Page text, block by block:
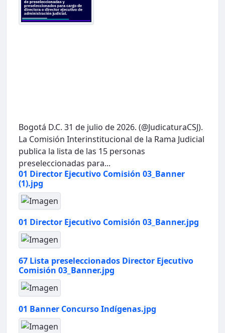
Bogotá D.C. 31 de julio de 2026. (@JudicaturaCSJ).
La Comisión Interinstitucional de la Rama Judicial
publica la lista de las 15 personas
preseleccionadas para...
01 Director Ejecutivo Comisión 03_Banner
(1).jpg
01 Director Ejecutivo Comisión 03_Banner.jpg
67 Lista preseleccionados Director Ejecutivo
Comisión 03_Banner.jpg
01 Banner Concurso Indígenas.jpg